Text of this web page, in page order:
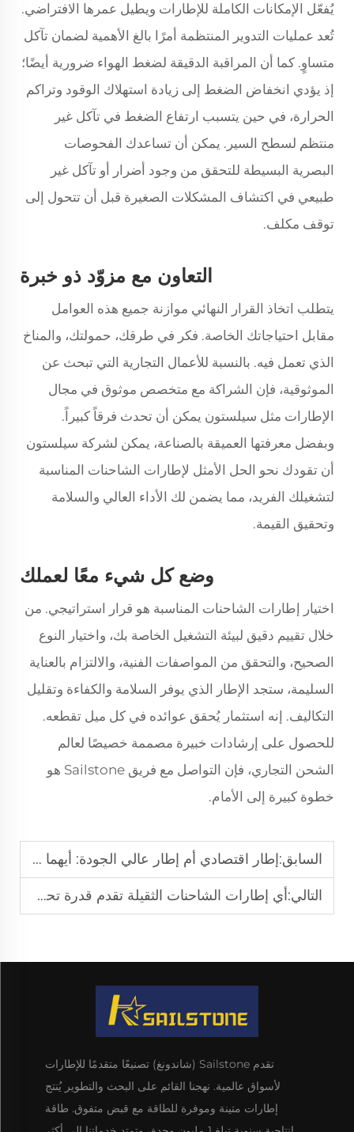
يُفعّل الإمكانات الكاملة للإطارات ويطيل عمرها الافتراضي.
تُعد عمليات التدوير المنتظمة أمرًا بالغ الأهمية لضمان تآكل
متساوٍ. كما أن المراقبة الدقيقة لضغط الهواء ضرورية أيضًا؛
إذ يؤدي انخفاض الضغط إلى زيادة استهلاك الوقود وتراكم
الحرارة، في حين يتسبب ارتفاع الضغط في تآكل غير
منتظم لسطح السير. يمكن أن تساعدك الفحوصات
البصرية البسيطة للتحقق من وجود أضرار أو تآكل غير
طبيعي في اكتشاف المشكلات الصغيرة قبل أن تتحول إلى
توقف مكلف.
التعاون مع مزوّد ذو خبرة
يتطلب اتخاذ القرار النهائي موازنة جميع هذه العوامل
مقابل احتياجاتك الخاصة. فكر في طرقك، حمولتك، والمناخ
الذي تعمل فيه. بالنسبة للأعمال التجارية التي تبحث عن
الموثوقية، فإن الشراكة مع متخصص موثوق في مجال
الإطارات مثل سيلستون يمكن أن تحدث فرقاً كبيراً.
وبفضل معرفتها العميقة بالصناعة، يمكن لشركة سيلستون
أن تقودك نحو الحل الأمثل لإطارات الشاحنات المناسبة
لتشغيلك الفريد، مما يضمن لك الأداء العالي والسلامة
وتحقيق القيمة.
وضع كل شيء معًا لعملك
اختيار إطارات الشاحنات المناسبة هو قرار استراتيجي. من
خلال تقييم دقيق لبيئة التشغيل الخاصة بك، واختيار النوع
الصحيح، والتحقق من المواصفات الفنية، والالتزام بالعناية
السليمة، ستجد الإطار الذي يوفر السلامة والكفاءة وتقليل
التكاليف. إنه استثمار يُحقق عوائده في كل ميل تقطعه.
للحصول على إرشادات خبيرة مصممة خصيصًا لعالم
الشحن التجاري، فإن التواصل مع فريق Sailstone هو
خطوة كبيرة إلى الأمام.
السابق:إطار اقتصادي أم إطار عالي الجودة: أيهما تختار؟
التالي:أي إطارات الشاحنات الثقيلة تقدم قدرة تحمل حمولة قوية؟
تقدم Sailstone (شاندونغ) تصنيعًا متقدمًا للإطارات
لأسواق عالمية. نهجنا القائم على البحث والتطوير يُنتج
إطارات متينة وموفرة للطاقة مع قبض متفوق. طاقة